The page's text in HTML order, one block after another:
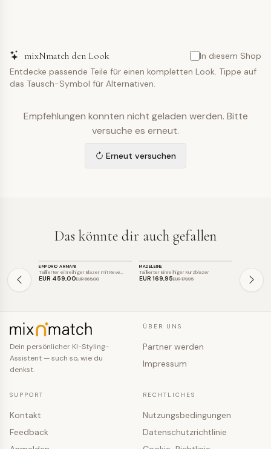
mixNmatch den Look
In diesem Shop
Entdecke passende Teile für einen kompletten Look. Tippe auf
das Tausch-Symbol für Alternativen.
Empfehlungen konnten nicht geladen werden. Bitte
versuche es erneut.
Erneut versuchen
Das könnte dir auch gefallen
SALE
EMPORIO ARMANI
Taillierter einreihiger Blazer mit Reve…
EUR 459,00EUR 665,00
SALE
MADELEINE
Taillierter Einreihiger Kurzblazer
EUR 169,95EUR 179,95
SALE
EUR 87
Dein persönlicher KI-Styling-
Assistent — such so, wie du
denkst.
ÜBER UNS
Partner werden
Impressum
SUPPORT
Kontakt
Feedback
RECHTLICHES
Nutzungsbedingungen
Datenschutzrichtlinie